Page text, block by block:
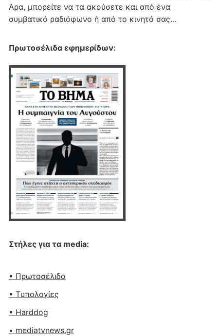
Άρα, μπορείτε να τα ακούσετε και από ένα
συμβατικό ραδιόφωνο ή από το κινητό σας...
Πρωτοσέλιδα εφημερίδων:
Στήλες για τα media:
• Πρωτοσέλιδα
• Tυπολογίες
• Harddog
• mediatvnews.gr